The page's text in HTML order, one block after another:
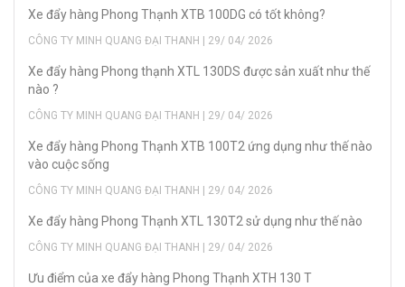
Xe đẩy hàng Phong Thạnh XTB 100DG có tốt không?
CÔNG TY MINH QUANG ĐẠI THANH | 29/ 04/ 2026
Xe đẩy hàng Phong thạnh XTL 130DS được sản xuất như thế
nào ?
CÔNG TY MINH QUANG ĐẠI THANH | 29/ 04/ 2026
Xe đẩy hàng Phong Thạnh XTB 100T2 ứng dụng như thế nào
vào cuộc sống
CÔNG TY MINH QUANG ĐẠI THANH | 29/ 04/ 2026
Xe đẩy hàng Phong Thạnh XTL 130T2 sử dụng như thế nào
CÔNG TY MINH QUANG ĐẠI THANH | 29/ 04/ 2026
Ưu điểm của xe đẩy hàng Phong Thạnh XTH 130 T